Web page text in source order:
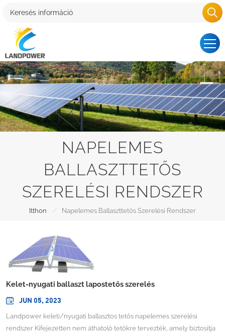
NAPELEMES
BALLASZTTETŐS
SZERELÉSI RENDSZER
Itthon / Napelemes Ballaszttetős Szerelési Rendszer
Kelet-nyugati ballaszt lapostetős szerelés
JUN 05, 2023
Landpower keleti/nyugati ballasztos tetős napelemes szerelési
rendszer Kifejezetten nem áthatoló tetőkre tervezték, amely biztosítja